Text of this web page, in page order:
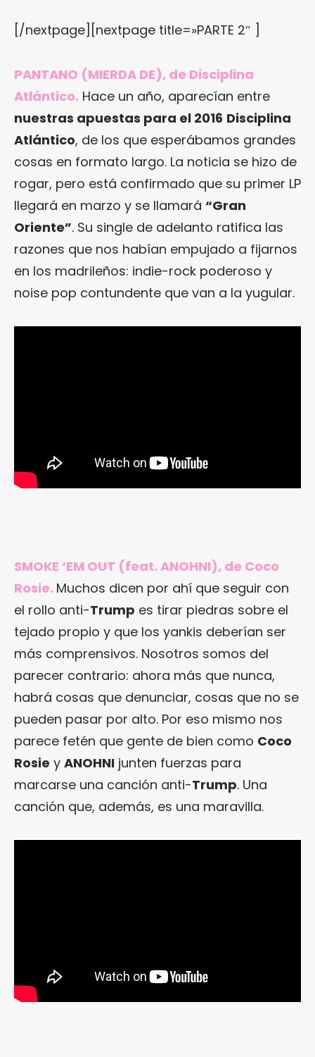
[/nextpage][nextpage title=»PARTE 2″ ]
PANTANO (MIERDA DE), de Disciplina
Atlántico. Hace un año, aparecían entre
nuestras apuestas para el 2016 Disciplina
Atlántico, de los que esperábamos grandes
cosas en formato largo. La noticia se hizo de
rogar, pero está confirmado que su primer LP
llegará en marzo y se llamará “Gran
Oriente”. Su single de adelanto ratifica las
razones que nos habían empujado a fijarnos
en los madrileños: indie-rock poderoso y
noise pop contundente que van a la yugular.
SMOKE ‘EM OUT (feat. ANOHNI), de Coco
Rosie. Muchos dicen por ahí que seguir con
el rollo anti-Trump es tirar piedras sobre el
tejado propio y que los yankis deberían ser
más comprensivos. Nosotros somos del
parecer contrario: ahora más que nunca,
habrá cosas que denunciar, cosas que no se
pueden pasar por alto. Por eso mismo nos
parece fetén que gente de bien como Coco
Rosie y ANOHNI junten fuerzas para
marcarse una canción anti-Trump. Una
canción que, además, es una maravilla.